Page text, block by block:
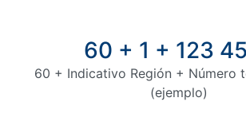
60 + 1 + 123
60 + Indicativo Región + Número
(ejemplo)